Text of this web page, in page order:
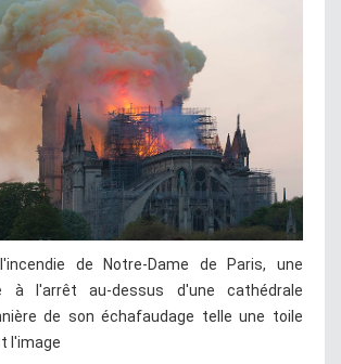
de Notre-Dame de Paris, une
à l'arrêt au-dessus d'une cathédrale
de son échafaudage telle une toile
l'image